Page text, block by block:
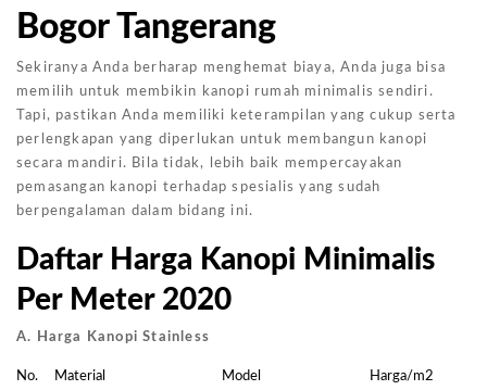
Bogor Tangerang
Sekiranya Anda berharap menghemat biaya, Anda juga bisa
memilih untuk membikin kanopi rumah minimalis sendiri.
Tapi, pastikan Anda memiliki keterampilan yang cukup serta
perlengkapan yang diperlukan untuk membangun kanopi
secara mandiri. Bila tidak, lebih baik mempercayakan
pemasangan kanopi terhadap spesialis yang sudah
berpengalaman dalam bidang ini.
Daftar Harga Kanopi Minimalis
Per Meter 2020
A. Harga Kanopi Stainless
No. Material Model
Harga/m2